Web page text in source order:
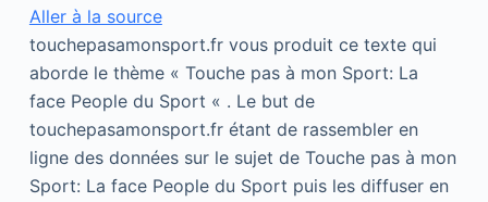
Aller à la source
touchepasamonsport.fr vous produit ce texte qui
aborde le thème « Touche pas à mon Sport: La
face People du Sport « . Le but de
touchepasamonsport.fr étant de rassembler en
ligne des données sur le sujet de Touche pas à mon
Sport: La face People du Sport puis les diffuser en